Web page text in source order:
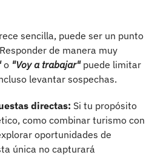
sencilla, puede ser un punto
de manera muy
o "Voy a trabajar"puede limitar
levantar sospechas.
directas: Si tu propósito
como combinar turismo con
oportunidades de
única no capturará